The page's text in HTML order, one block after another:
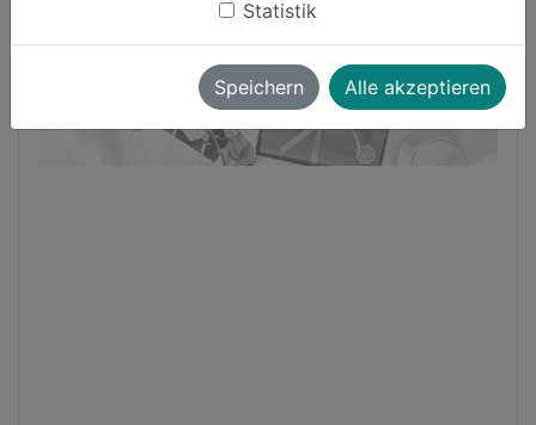
Statistik
Speichern Alle akzeptieren